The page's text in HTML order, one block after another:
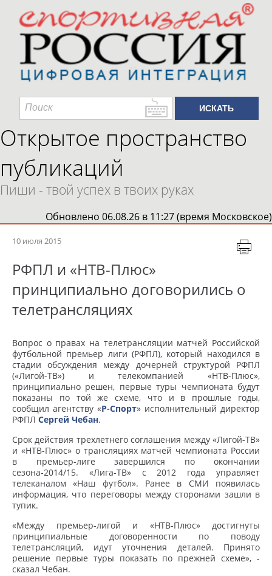
Открытое пространство
публикаций
Пиши - твой успех в твоих руках
Обновлено 06.08.26 в 11:27 (время Московское)
10 июля 2015
РФПЛ и «НТВ-Плюс»
принципиально договорились о
телетрансляциях
Вопрос о правах на телетрансляции матчей Российской
футбольной премьер лиги (РФПЛ), который находился в
стадии обсуждения между дочерней структурой РФПЛ
(«Лигой-ТВ») и телекомпанией «НТВ-Плюс»,
принципиально решен, первые туры чемпионата будут
показаны по той же схеме, что и в прошлые годы,
сообщил агентству «Р-Спорт» исполнительный директор
РФПЛ Сергей Чебан.
Срок действия трехлетнего соглашения между «Лигой-ТВ»
и «НТВ-Плюс» о трансляциях матчей чемпионата России
в премьер-лиге завершился по окончании
сезона-2014/15. «Лига-ТВ» с 2012 года управляет
телеканалом «Наш футбол». Ранее в СМИ появилась
информация, что переговоры между сторонами зашли в
тупик.
«Между премьер-лигой и «НТВ-Плюс» достигнуты
принципиальные договоренности по поводу
телетрансляций, идут уточнения деталей. Принято
решение первые туры показать по прежней схеме», -
сказал Чебан.